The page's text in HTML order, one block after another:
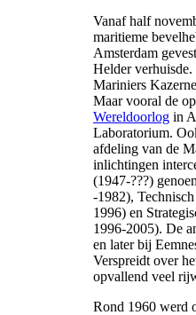
Vanaf half
maritieme
Amsterdam
Helder
Mariniers
Maar vooral de
Wereldoorlog in
Laboratorium.
afdeling van de
inlichtingen
(1947-???)
-1982),
1996) en
1996-2005). De
en later bij
Verspreidt over
opvallend veel
Rond 1960 werd